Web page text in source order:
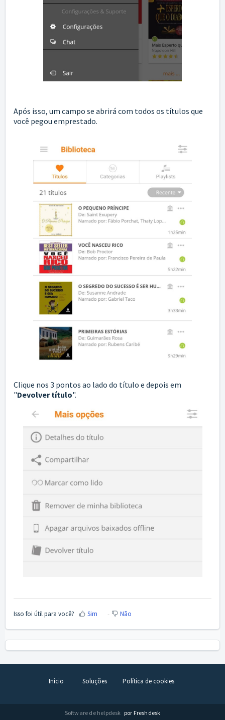
Após isso, um campo se abrirá com todos os títulos que
você pegou emprestado.
Clique nos 3 pontos ao lado do título e depois em
"Devolver título".
Isso foi útil para você? Sim Não
Início Soluções Política de cookies
Software de helpdesk por Freshdesk